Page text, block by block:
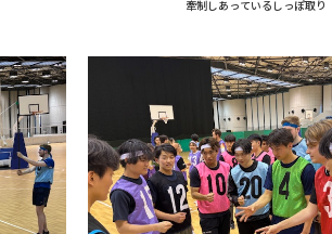
牽制しあっているしっぽ取り